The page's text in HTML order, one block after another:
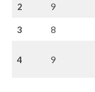
2 9
3 8
4 9